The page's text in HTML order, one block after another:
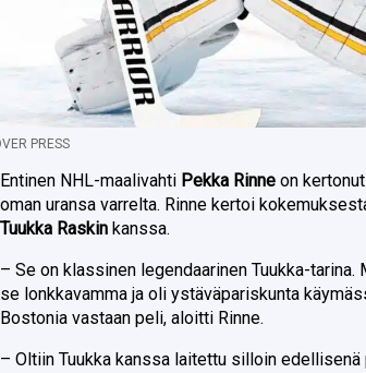
PRESS
Entinen NHL-maalivahti Pekka Rinne on
oman uransa varrelta. Rinne kertoi
Tuukka Raskinkanssa.
– Se on klassinen legendaarinen Tuukka-
se lonkkavamma ja oli ystäväpariskunta
Bostonia vastaan peli, aloitti Rinne.
– Oltiin Tuukka kanssa laitettu silloin edellisenä